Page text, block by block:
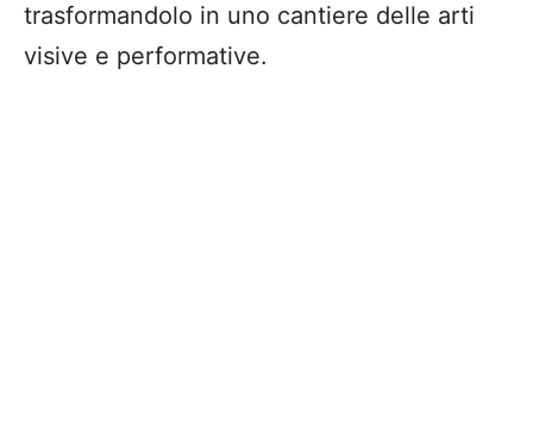
trasformandolo in uno cantiere delle arti
visive e performative.